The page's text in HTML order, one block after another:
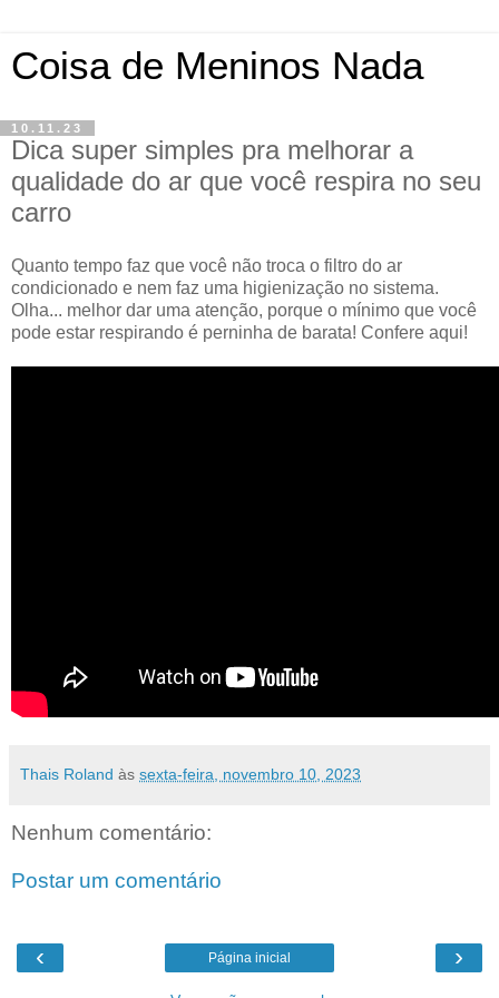
Coisa de Meninos Nada
10.11.23
Dica super simples pra melhorar a
qualidade do ar que você respira no seu
carro
Quanto tempo faz que você não troca o filtro do ar
condicionado e nem faz uma higienização no sistema.
Olha... melhor dar uma atenção, porque o mínimo que você
pode estar respirando é perninha de barata! Confere aqui!
Thais Roland às sexta-feira, novembro 10, 2023
Nenhum comentário:
Postar um comentário
‹ ›
Página inicial